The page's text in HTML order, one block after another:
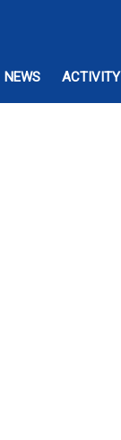
NEWS ACTIVITY